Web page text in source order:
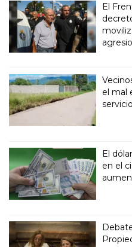
El
el mal
El
en el